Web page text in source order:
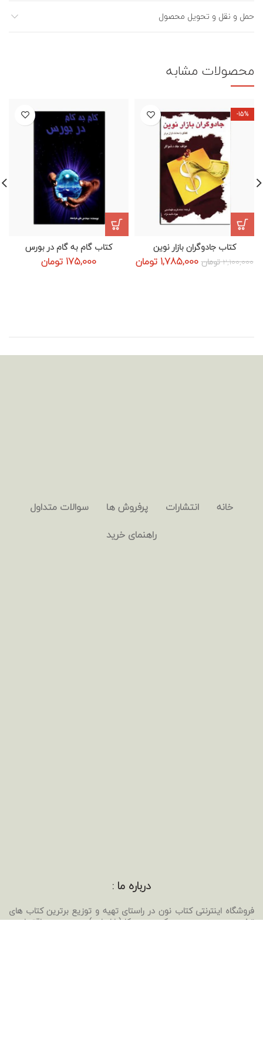
حمل و نقل و تحویل محصول
محصولات مشابه
-15%
کتاب جادوگران بازار نوین
2,100,000تومانقیمت
1,785,000 تومانقیمت
کتاب گام به گام در بورس
175,000 تومان
خانه انتشارات پرفروش ها
سوالات متداول
راهنمای خرید
درباره ما :
فروشگاه اینترنتی کتاب نون در راستای تهیه و توزیع برترین کتاب های
تخصصی حوزه بورس، کسب و کار(بازاریابی)، مدیریت، اقتصاد و